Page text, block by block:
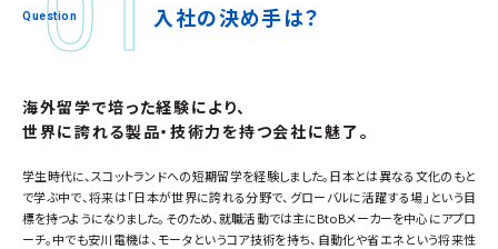
入社の決め手は？
海外留学で培った経験により、
世界に誇れる製品・技術力を持つ会社に魅了。
学生時代に、スコットランドへの短期留学を経験しました。日本とは異なる文化のもと
で学ぶ中で、将来は「日本が世界に誇れる分野で、グローバルに活躍する場」という目
標を持つようになりました。そのため、就職活動では主にBtoBメーカーを中心にアプロ
ーチ。中でも安川電機は、モータというコア技術を持ち、自動化や省エネという将来性